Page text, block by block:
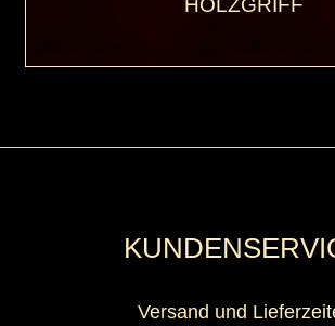
HOLZGRIFF
Versand und